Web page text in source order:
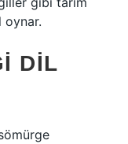
oynar.
DIL